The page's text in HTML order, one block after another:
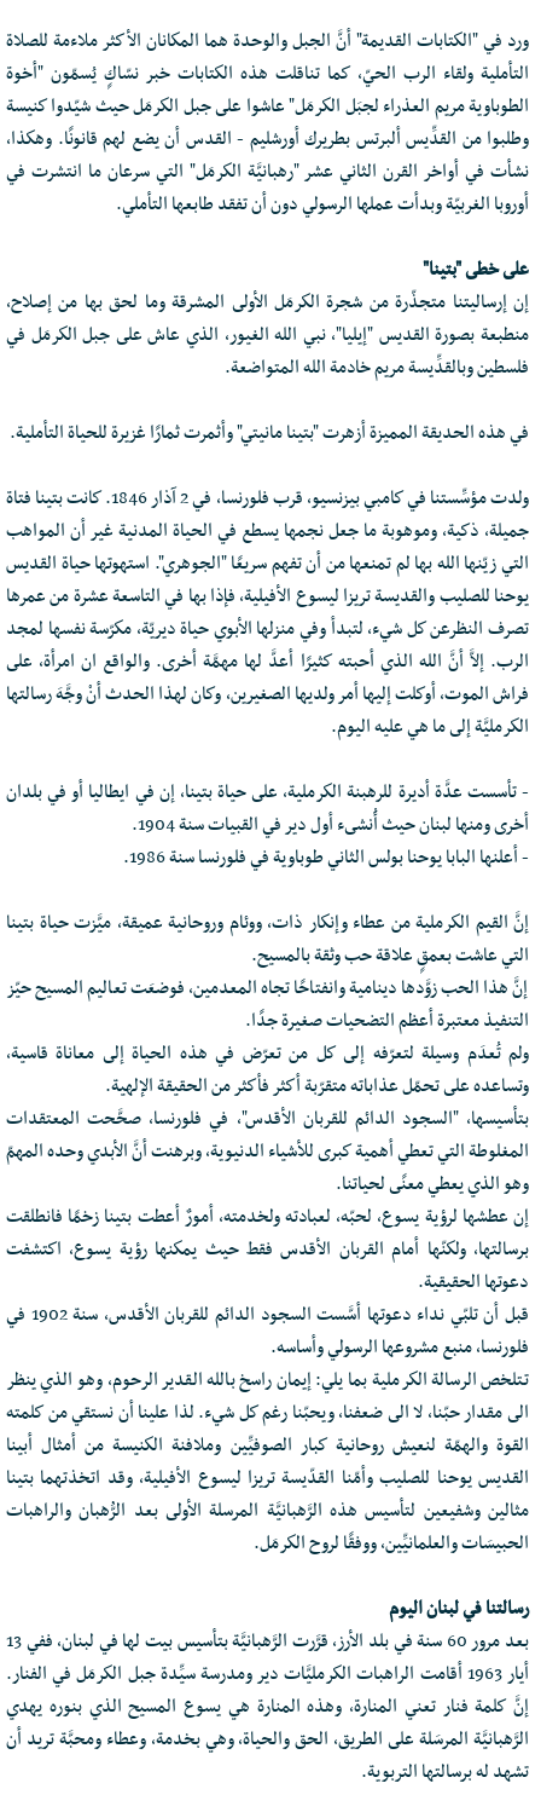
ورد في "الكتابات القديمة" أنَّ الجبل والوحدة هما المكانان الأكثر ملاءمة للصلاة
التأملية ولقاء الرب الحيّ، كما تناقلت هذه الكتابات خبر نسّاكٍ يُسمّون "أخوة
الطوباوية مريم العذراء لجبَل الكرمَل" عاشوا على جبل الكرمَل حيث شيّدوا كنيسة
وطلبوا من القدِّيس ألبرتس بطريرك أورشليم - القدس أن يضع لهم قانونًا. وهكذا،
نشأت في أواخر القرن الثاني عشر "رهبانيَّة الكرمَل" التي سرعان ما انتشرت في
أوروبا الغربيّة وبدأت عملها الرسولي دون أن تفقد طابعها التأملي.
على خطى "بتينا"
إن إرساليتنا متجذّرة من شجرة الكرمَل الأولى المشرقة وما لحق بها من إصلاح،
منطبعة بصورة القديس "إيليا"، نبي الله الغيور، الذي عاش على جبل الكرمَل في
فلسطين وبالقدِّيسة مريم خادمة الله المتواضعة.
في هذه الحديقة المميزة أزهرت "بتينا مانيتي" وأثمرت ثمارًا غزيرة للحياة التأملية.
ولدت مؤسِّستنا في كامبي بيزنسيو، قرب فلورنسا، في 2 آذار 1846. كانت بتينا فتاة
جميلة، ذكية، وموهوبة ما جعل نجمها يسطع في الحياة المدنية غير أن المواهب
التي زيّنها الله بها لم تمنعها من أن تفهم سريعًا "الجوهري". استهوتها حياة القديس
يوحنا للصليب والقديسة تريزا ليسوع الأفيلية، فإذا بها في التاسعة عشرة من عمرها
تصرف النظرعن كل شيء، لتبدأ وفي منزلها الأبوي حياة ديريّة، مكرّسة نفسها لمجد
الرب. إلاَّ أنَّ الله الذي أحبته كثيرًا أعدَّ لها مهمَّة أخرى. والواقع ان امرأة، على
فراش الموت، أوكلت إليها أمر ولديها الصغيرين، وكان لهذا الحدث أنْ وجَّهَ رسالتها
الكرمليَّة إلى ما هي عليه اليوم.
- تأسست عدَّة أديرة للرهبنة الكرملية، على حياة بتينا، إن في ايطاليا أو في بلدان
أخرى ومنها لبنان حيث أُنشىء أول دير في القبيات سنة 1904.
- أعلنها البابا يوحنا بولس الثاني طوباوية في فلورنسا سنة 1986.
إنَّ القيم الكرملية من عطاء وإنكار ذات، ووئام وروحانية عميقة، ميَّزت حياة بتينا
التي عاشت بعمقٍ علاقة حب وثقة بالمسيح.
إنَّ هذا الحب زوَّدها دينامية وانفتاحًا تجاه المعدمين، فوضعَت تعاليم المسيح حيّز
التنفيذ معتبرة أعظم التضحيات صغيرة جدًا.
ولم تُعدَم وسيلة لتعرّفه إلى كل من تعرّض في هذه الحياة إلى معاناة قاسية،
وتساعده على تحمّل عذاباته متقرّبة أكثر فأكثر من الحقيقة الإلهية.
بتأسيسها، "السجود الدائم للقربان الأقدس"، في فلورنسا، صحَّحت المعتقدات
المغلوطة التي تعطي أهمية كبرى للأشياء الدنيوية، وبرهنت أنَّ الأبدي وحده المهمّ
وهو الذي يعطي معنًى لحياتنا.
إن عطشها لرؤية يسوع، لحبّه، لعبادته ولخدمته، أمورٌ أعطت بتينا زخمًا فانطلقت
برسالتها، ولكنّها أمام القربان الأقدس فقط حيث يمكنها رؤية يسوع، اكتشفت
دعوتها الحقيقية.
قبل أن تلبّي نداء دعوتها أسَّست السجود الدائم للقربان الأقدس، سنة 1902 في
فلورنسا، منبع مشروعها الرسولي وأساسه.
تتلخص الرسالة الكرملية بما يلي: إيمان راسخ بالله القدير الرحوم، وهو الذي ينظر
الى مقدار حبّنا، لا الى ضعفنا، ويحبّنا رغم كل شيء. لذا علينا أن نستقي من كلمته
القوة والهمّة لنعيش روحانية كبار الصوفيِّين وملافنة الكنيسة من أمثال أبينا
القديس يوحنا للصليب وأمّنا القدّيسة تريزا ليسوع الأفيلية، وقد اتخذتهما بتينا
مثالين وشفيعين لتأسيس هذه الرَّهبانيَّة المرسلة الأولى بعد الرُّهبان والراهبات
الحبيسَات والعلمانيِّين، ووفقًا لروح الكرمَل.
رسالتنا في لبنان اليوم
بعد مرور 60 سنة في بلد الأرز، قرَّرت الرَّهبانيَّة بتأسيس بيت لها في لبنان، ففي 13
أيار 1963 أقامت الراهبات الكرمليَّات دير ومدرسة سيِّدة جبل الكرمَل في الفنار.
إنَّ كلمة فنار تعني المنارة، وهذه المنارة هي يسوع المسيح الذي بنوره يهدي
الرَّهبانيَّة المرسَلة على الطريق، الحق والحياة، وهي بخدمة، وعطاء ومحبَّة تريد أن
تشهد له برسالتها التربوية.